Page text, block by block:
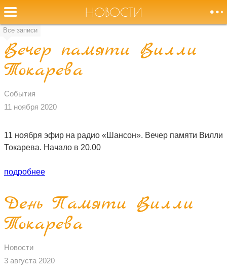
НОВОСТИ
СОБЫТИЯ
АУДИО
ФОТО
ПЕСНИ
СТАТЬИ
НОВОСТИ
Все записи
Вечер памяти Вилли
Токарева
События
11 ноября 2020
11 ноября эфир на радио «Шансон». Вечер памяти Вилли
Токарева. Начало в 20.00
подробнее
День Памяти Вилли
Токарева
Новости
3 августа 2020